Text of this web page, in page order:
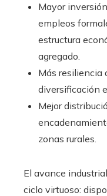
Mayor
empleos
estructura
agregado.
Más resiliencia
diversificación
Mejor
zonas rurales.
El avance
ciclo virtuoso: